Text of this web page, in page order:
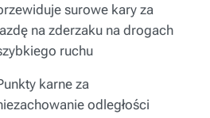
surowe kary za
na zderzaku na drogach
ruchu
karne za
odległości